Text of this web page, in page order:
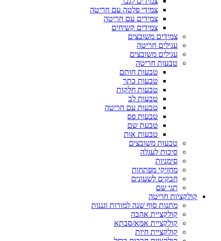
צמידי פלטה עם חריטה
צמידים עם חריטה
צמידים קשיחים
צמידים משובצים
עגילים חריטה
עגילים משובצים
טבעות חריטה
טבעות חותם
טבעות כתר
טבעות חלקות
טבעות לב
טבעות עם חריטה
טבעות פס
טבעת שם
טבעות אות
טבעות משובצים
סיכות לעגלה
סימניות
מחזיקי מפתחות
חבקים לשעונים
תגי שם
קולקציות חריטה
מתנות סוף שנה למורות וגננות
קולקציית אהבה
קולקציית אמא/סבתא
קולקציית חיות